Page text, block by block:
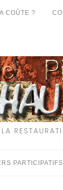
COÛTE ?
PARTICIPATIFS